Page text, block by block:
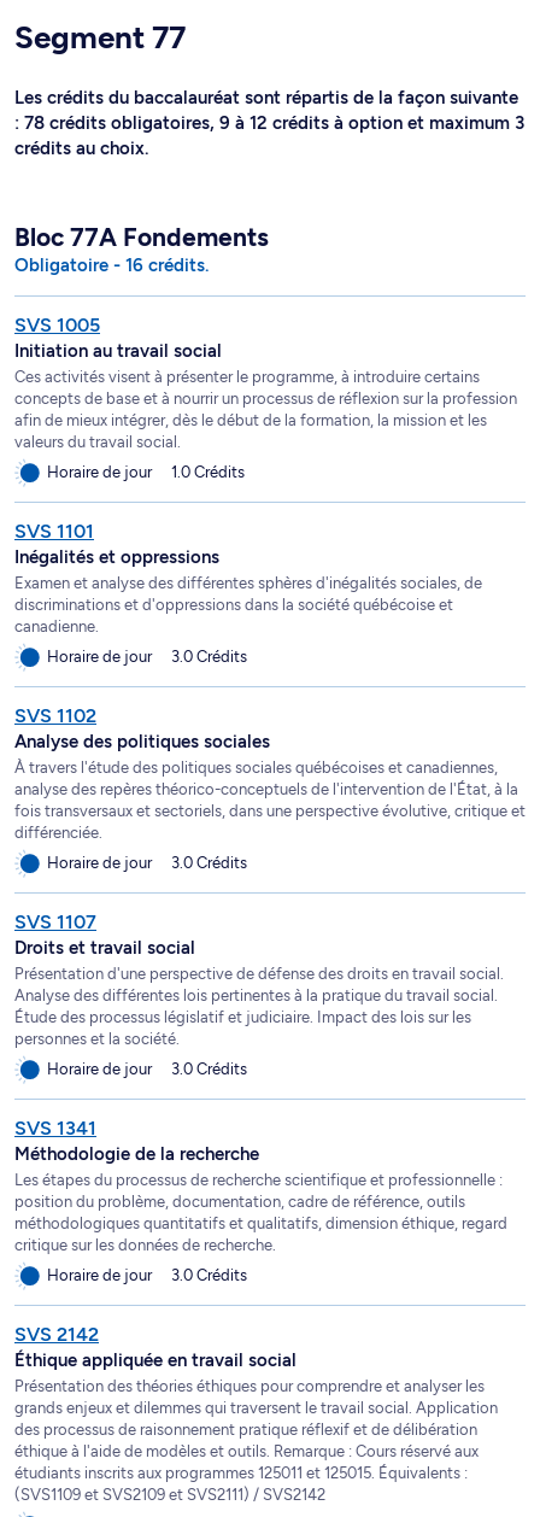
Segment 77
Les crédits du baccalauréat sont répartis de la façon suivante
: 78 crédits obligatoires, 9 à 12 crédits à option et maximum 3
crédits au choix.
Bloc 77A Fondements
Obligatoire - 16 crédits.
SVS 1005
Initiation au travail social
Ces activités visent à présenter le programme, à introduire certains
concepts de base et à nourrir un processus de réflexion sur la profession
afin de mieux intégrer, dès le début de la formation, la mission et les
valeurs du travail social.
Horaire de jour
1.0 Crédits
SVS 1101
Inégalités et oppressions
Examen et analyse des différentes sphères d'inégalités sociales, de
discriminations et d'oppressions dans la société québécoise et
canadienne.
Horaire de jour
3.0 Crédits
SVS 1102
Analyse des politiques sociales
À travers l'étude des politiques sociales québécoises et canadiennes,
analyse des repères théorico-conceptuels de l'intervention de l'État, à la
fois transversaux et sectoriels, dans une perspective évolutive, critique et
différenciée.
Horaire de jour
3.0 Crédits
SVS 1107
Droits et travail social
Présentation d'une perspective de défense des droits en travail social.
Analyse des différentes lois pertinentes à la pratique du travail social.
Étude des processus législatif et judiciaire. Impact des lois sur les
personnes et la société.
Horaire de jour
3.0 Crédits
SVS 1341
Méthodologie de la recherche
Les étapes du processus de recherche scientifique et professionnelle :
position du problème, documentation, cadre de référence, outils
méthodologiques quantitatifs et qualitatifs, dimension éthique, regard
critique sur les données de recherche.
Horaire de jour
3.0 Crédits
SVS 2142
Éthique appliquée en travail social
Présentation des théories éthiques pour comprendre et analyser les
grands enjeux et dilemmes qui traversent le travail social. Application
des processus de raisonnement pratique réflexif et de délibération
éthique à l'aide de modèles et outils. Remarque : Cours réservé aux
étudiants inscrits aux programmes 125011 et 125015. Équivalents :
(SVS1109 et SVS2109 et SVS2111) / SVS2142